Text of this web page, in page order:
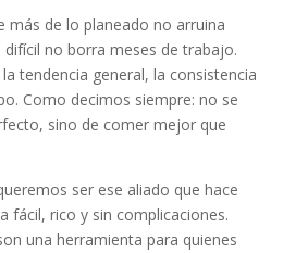
más de lo planeado no arruina
difícil no borra meses de trabajo.
tendencia general, la consistencia
Como decimos siempre: no se
sino de comer mejor que
ser ese aliado que hace
fácil, rico y sin complicaciones.
una herramienta para quienes